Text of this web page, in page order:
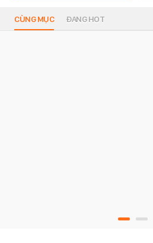
CÙNG MỤC ĐANG HOT